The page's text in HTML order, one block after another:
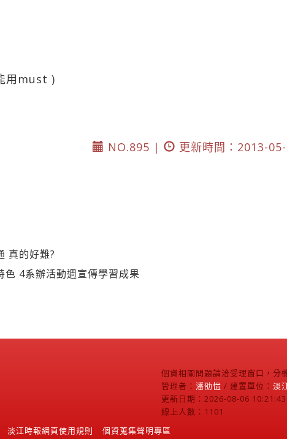
用must )
NO.895 |
更新時間：2013-
真的好難?
色 4系辦活動週宣傳學習成果
個資相關問題請洽受理窗口，分
管理者： 潘劭愷 / 建置單位： 淡
更新日期：2026-08-06 10:21:43
線上人數：1101
淡江時報網頁使用規則 個資蒐集聲明專區